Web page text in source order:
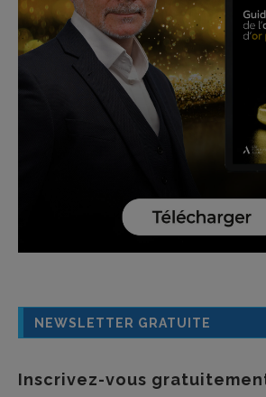
NEWSLETTER GRATUITE
Inscrivez-vous